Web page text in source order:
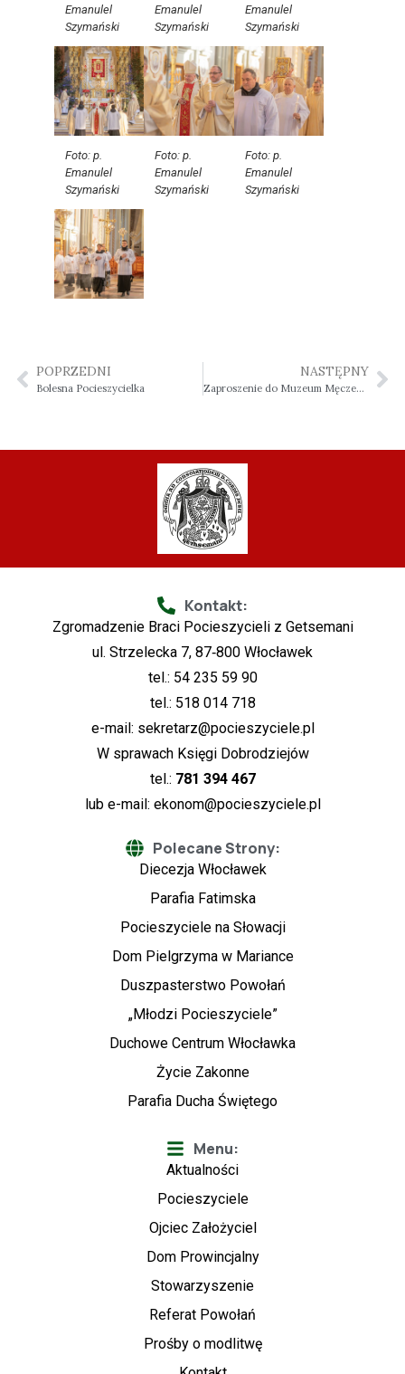
Emanulel
Szymański
Emanulel
Szymański
Emanulel
Szymański
Foto: p.
Emanulel
Szymański
Foto: p.
Emanulel
Szymański
Foto: p.
Emanulel
Szymański
POPRZEDNI
Bolesna Pocieszycielka
NASTĘPNY
Zaproszenie do Muzeum Męczeństwa bł. ks. Jerzego Popiełuszki we Włocławku
Kontakt:
Zgromadzenie Braci Pocieszycieli z Getsemani
ul. Strzelecka 7, 87‑800 Włocławek
tel.: 54 235 59 90
tel.: 518 014 718
e-mail: sekretarz@pocieszyciele.pl
W sprawach Księgi Dobrodziejów
tel.: 781 394 467
lub e-mail: ekonom@pocieszyciele.pl
Polecane Strony:
Diecezja Włocławek
Parafia Fatimska
Pocieszyciele na Słowacji
Dom Pielgrzyma w Mariance
Duszpasterstwo Powołań
„Młodzi Pocieszyciele”
Duchowe Centrum Włocławka
Życie Zakonne
Parafia Ducha Świętego
Menu:
Aktualności
Pocieszyciele
Ojciec Założyciel
Dom Prowincjalny
Stowarzyszenie
Referat Powołań
Prośby o modlitwę